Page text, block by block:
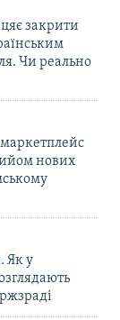
закрити
Чи реально
нових
Як у